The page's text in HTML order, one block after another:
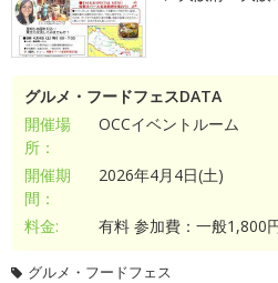
グルメ・フードフェスDATA
開催場
所：
OCCイベントルーム
開催期
間：
2026年4月4日(土)
料金: 有料 参加費：一般1,800
グルメ・フードフェス